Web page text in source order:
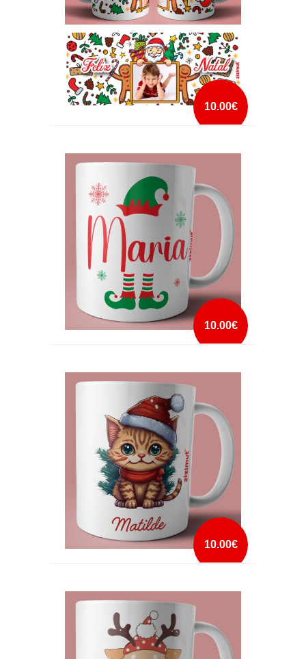
10.00€
mais info
10.00€
mais info
add à lista
10.00€
mais info